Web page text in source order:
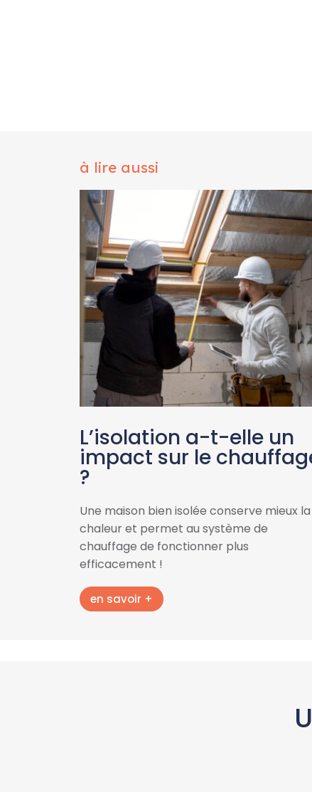
à lire aussi
L’isolation a-t-elle un
impact sur le
?
Une maison bien isolée conserve mieux la
chaleur et permet au système de
chauffage de fonctionner plus
efficacement !
en savoir +